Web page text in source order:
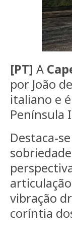
[PT] A
por João
italiano e
Península
Destaca-
vibração
coríntia